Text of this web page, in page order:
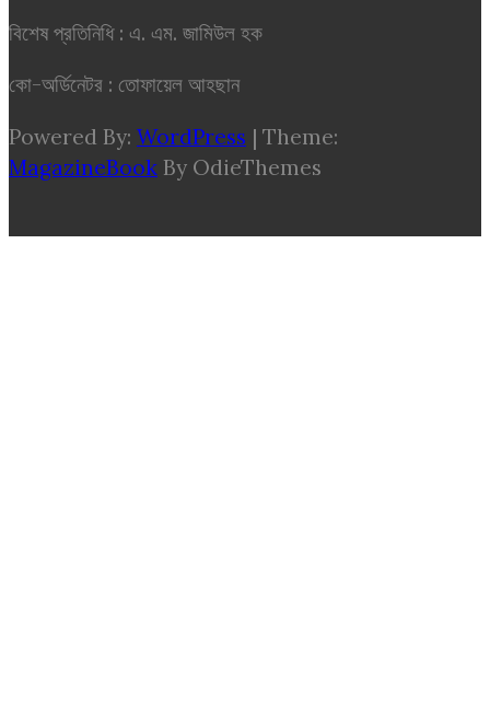
বিশেষ প্রতিনিধি : এ. এম. জামিউল হক
কো-অর্ডিনেটর : তোফায়েল আহছান
Powered By: WordPress | Theme:
MagazineBook By OdieThemes